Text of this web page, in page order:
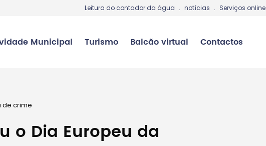
Leitura do contador da água . notícias . Serviços online
Municipal Turismo Balcão virtual Contactos
de crime
o Dia Europeu da